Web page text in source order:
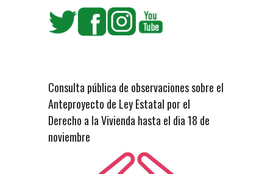
Consulta pública de observaciones sobre el
Anteproyecto de Ley Estatal por el
Derecho a la Vivienda hasta el dia 18 de
noviembre